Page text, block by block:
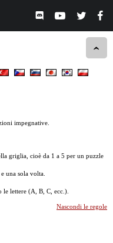
impegnative.
griglia, cioè da 1 a 5 per un puzzle
una sola volta.
lettere (A, B, C, ecc.).
Nascondi le regole